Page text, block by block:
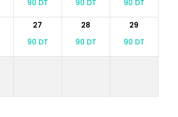
90 DT 90 DT 90 DT
27 28
29
90 DT 90 DT 90 DT